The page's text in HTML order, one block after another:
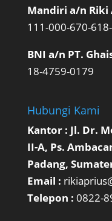
Mandiri a/n Riki
111-000-670-
BNI a/n PT.
18-4759-0179
Hubungi Kami
Kantor : Jl. Dr.
II-A, Ps.
Padang,
Email :
Telepon : 0822-